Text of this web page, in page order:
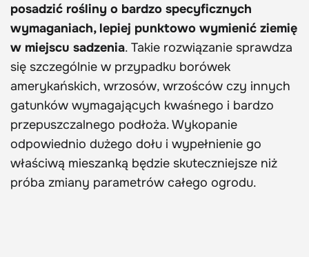
posadzić rośliny o bardzo specyficznych
wymaganiach, lepiej punktowo wymienić ziemię
w miejscu sadzenia. Takie rozwiązanie sprawdza
się szczególnie w przypadku borówek
amerykańskich, wrzosów, wrzośców czy innych
gatunków wymagających kwaśnego i bardzo
przepuszczalnego podłoża. Wykopanie
odpowiednio dużego dołu i wypełnienie go
właściwą mieszanką będzie skuteczniejsze niż
próba zmiany parametrów całego ogrodu.